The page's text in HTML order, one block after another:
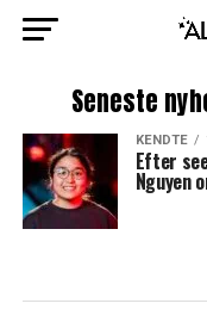
Seneste
KENDTE
Efter
Nguyen